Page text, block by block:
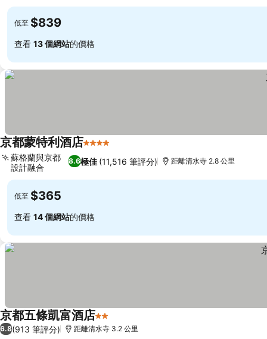
低至 $839
查看 13 個網站的價格
京都蒙特利酒店4 星級
8.6極佳 (11,516 筆評分)
蘇格蘭與京都
設計融合
距離清水寺 2.8 公里
低至 $365
查看 14 個網站的價格
京都五條凱富酒店2 星級
6.8(913 筆評分) 距離清水寺 3.2 公里